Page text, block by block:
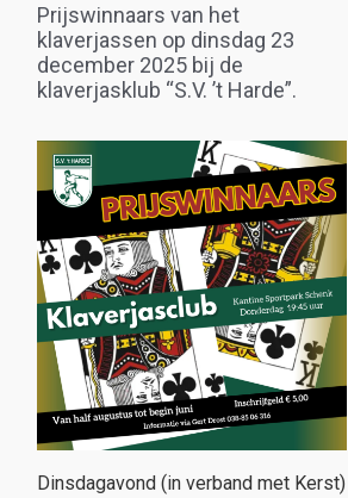
Prijswinnaars van het
klaverjassen op dinsdag 23
december 2025 bij de
klaverjasklub “S.V. ’t Harde”.
Dinsdagavond (in verband met Kerst)